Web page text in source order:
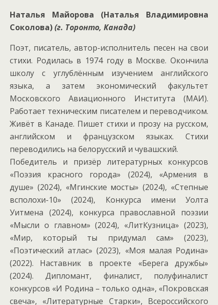
Наталья Майорова (Наталья Владимировна
Соколова)(г. Торонто, Канада)
Поэт, писатель, автор-исполнитель песен на свои
стихи. Родилась в 1974 году в Москве. Окончила
школу с углублённым изучением английского
языка, а затем экономический факультет
Московского Авиационного Института (МАИ).
Работает техническим писателем и переводчиком.
Живёт в Канаде. Пишет стихи и прозу на русском,
английском и французском языках. Стихи
переводились на белорусский и чувашский.
Победитель и призёр литературных конкурсов
«Поэзия красного города» (2024), «Армения в
душе» (2024), «Мгинские мосты» (2024), «Степные
всполохи-10» (2024), Конкурса имени Уолта
Уитмена (2024), конкурса православной поэзии
«Мысли о главном» (2024), «ЛитКузница» (2023),
«Мир, который ты придумал сам» (2023),
«Поэтический атлас» (2023), «Моя малая Родина»
(2022). Наставник в проекте «Берега дружбы»
(2024). Дипломант, финалист, полуфиналист
конкурсов «И Родина – только одна», «Покровская
свеча», «Литературные Старки», Всероссийского